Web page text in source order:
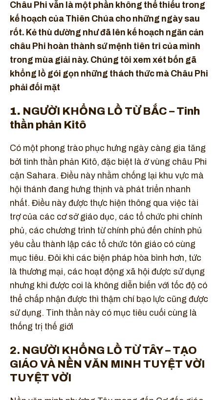
Châu Phi vẫn là một phần không thể thiếu trong
kế hoạch của Thiên Chúa cho những ngày sau
rốt. Kẻ thù dường như đã lên kế hoạch ngăn cản
châu Phi hoàn thành sứ mệnh tiên tri của mình
trong mùa giải này. Chúng tôi xem xét bốn gã
khổng lồ gói gọn những thách thức mà Châu Phi
phải đối mặt
1. NGƯỜI KHỔNG LỒ TỪ BẮC – Tinh
thần phản Kitô
Có một phong trào phục hưng ngày càng gia tăng
bởi tinh thần phản Kitô, đặc biệt là ở vùng châu Phi
cận Sahara. Điều này nhằm chống lại khu vực mà
hội thánh đang hưng thịnh và phát triển nhanh
nhất. Điều này được thực hiện thông qua việc tài
trợ của các cơ sở giáo dục, các tổ chức phi chính
phủ, các chương trình từ chính phủ đến chính phủ
yêu cầu thành lập các tổ chức tôn giáo có cùng
mục tiêu. Đôi khi các biện pháp hòa bình hơn, tức
là thương mại, các hoạt động xã hội được sử dụng
nhưng khi được coi là không diễn biến với tốc độ có
thể chấp nhận được thì thậm chí bạo lực cũng được
sử dụng. Tinh thần này có mục tiêu cuối cùng là
thống trị thế giới
2. NGƯỜI KHỔNG LỒ TỪ TÂY – TẠO
GIÁO VÀ NỀN VĂN MINH TUYỆT VỜI
TUYỆT VỜI